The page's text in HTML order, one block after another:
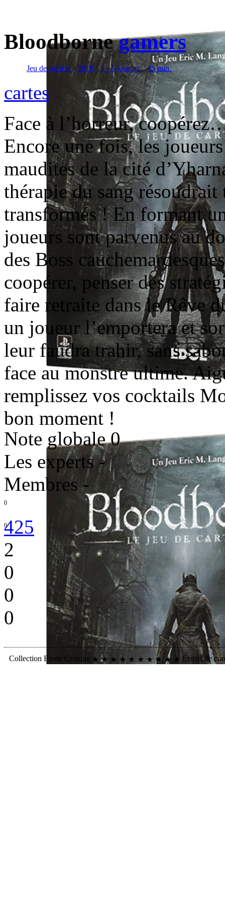
Bloodbornegamers
Jeu de société 2018 3 - 5 joueurs 45 min.
cartes
Face à l’horreur,
Encore une fois, les
maudites de la cité
thérapie du sang
transformés ! En formant
joueurs sont parvenus au
des Boss
coopérer, penser des
faire retraite dans le Rêve
un joueur l’emportera et
leur faudra trahir, sans
face au monstre ultime.
remplissez vos cocktails
bon moment !
Note globale 0
Les experts -
0
Membres -
0
425
2
0
0
0
Collection Envie Critique ★ ★ ★ ★ ★ ★ ★ ★ ★ ★ Erreur de